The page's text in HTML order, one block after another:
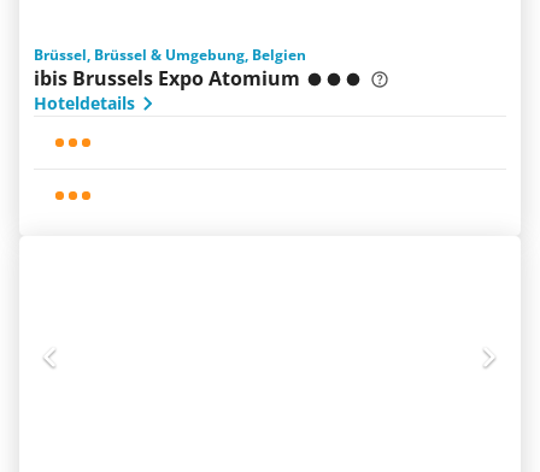
Brüssel, Brüssel & Umgebung, Belgien
ibis Brussels Expo Atomium
Hoteldetails